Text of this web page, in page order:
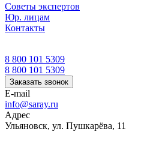
Советы экспертов
Юр. лицам
Контакты
8 800 101 5309
8 800 101 5309
Заказать звонок
E-mail
info@saray.ru
Адрес
Ульяновск, ул. Пушкарёва, 11